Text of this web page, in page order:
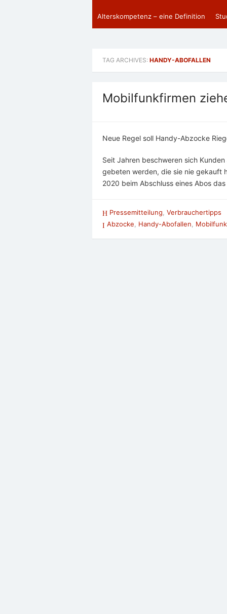
Alterskompetenz – eine Definition
TAG ARCHIVES: HANDY-ABOFALLEN
Mobilfunkfirmen
Neue Regel soll Handy-Abzocke
Seit Jahren beschweren sich
gebeten werden, die sie nie gekauft
2020 beim Abschluss eines Abos
Pressemitteilung Verbrauchertipps
Abzocke, Handy-Abofallen,